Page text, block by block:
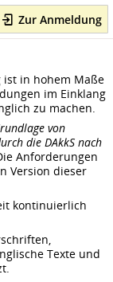
Zur Anmeldung
ist in hohem Maße
im Einklang
zu machen.
von
die DAkkS nach
Anforderungen
Version dieser
kontinuierlich
Texte und